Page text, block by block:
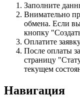
Заполните
Внимательно
обмена. Если
кнопку
Оплатите
После оплаты
страницу
текущем
Навигация